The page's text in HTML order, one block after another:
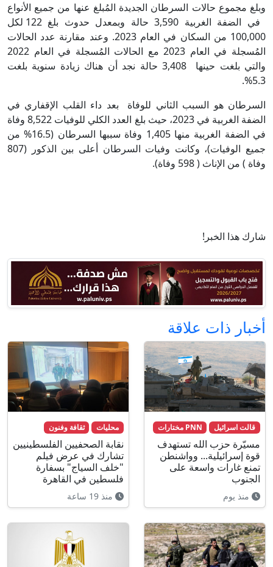
وبلغ مجموع حالات السرطان الجديدة المُبلغ عنها من جميع الأنواع
في الضفة الغربية 3,590 حالة وبمعدل حدوث بلغ 122 لكل
100,000 من السكان في العام 2023. وعند مقارنة عدد الحالات
المُسجلة في العام 2023 مع الحالات المُسجلة في العام 2022
والتي بلغت حينها 3,408 حالة نجد أن هناك زيادة سنوية بلغت
5.3%.
السرطان هو السبب الثاني للوفاة بعد داء القلب الإقفاري في
الضفة الغربية في 2023، حيث بلغ العدد الكلي للوفيات 8,522 وفاة
في الضفة الغربية منها 1,405 وفاة سببها السرطان (16.5% من
جميع الوفيات)، وكانت وفيات السرطان أعلى بين الذكور (807
وفاة ) من الإناث ( 598 وفاة).
شارك هذا الخبر!
أخبار ذات علاقة
قالت اسرائيل PNN مختارات
مسيّرة حزب الله تستهدف
قوة إسرائيلية... وواشنطن
تمنع غارات واسعة على
الجنوب
منذ يوم
محليات ثقافة وفنون
نقابة الصحفيين الفلسطينيين
تشارك في عرض فيلم
"خلف السياج" بسفارة
فلسطين في القاهرة
منذ 19 ساعة